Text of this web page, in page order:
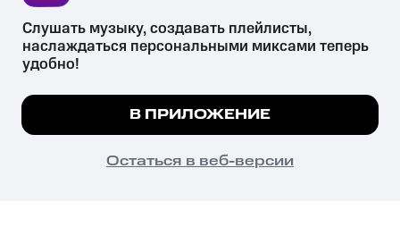
психотропных веществ, их аналогов причиняет вред здоровью,
их незаконный оборот запрещён и влечёт установленную
законодательством ответственность.
© 2026 ООО «КИОН».
Все права защищены
Мы используем куки, чтобы на сайте все
Подробнее
ПОНЯТНО
Слушать музыку, создавать плейлисты,
наслаждаться персональными миксами теперь
удобно!
В ПРИЛОЖЕНИЕ
Остаться в веб-версии